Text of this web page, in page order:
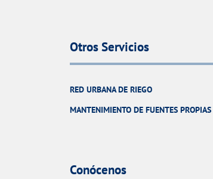
Otros Servicios
RED URBANA DE RIEGO
MANTENIMIENTO DE FUENTES PROPIAS
Conócenos